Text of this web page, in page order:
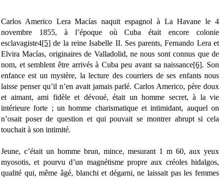
Carlos Americo Lera Macías naquit espagnol à La Havane le 4
novembre 1855, à l’époque où Cuba était encore colonie
esclavagiste4[5] de la reine Isabelle II. Ses parents, Fernando Lera et
Elvira Macías, originaires de Valladolid, ne nous sont connus que de
nom, et semblent être arrivés à Cuba peu avant sa naissance[6]. Son
enfance est un mystère, la lecture des courriers de ses enfants nous
laisse penser qu’il n’en avait jamais parlé. Carlos Americo, père doux
et aimant, ami fidèle et dévoué, était un homme secret, à la vie
intérieure forte ; un homme charismatique et intimidant, auquel on
n’osait poser de question et qui pouvait se montrer abrupt si cela
touchait à son intimité.
Jeune, c’était un homme brun, mince, mesurant 1 m 60, aux yeux
myosotis, et pourvu d’un magnétisme propre aux créoles hidalgos,
qualité qui, même âgé, blanchi et dégarni, ne laissait pas les femmes